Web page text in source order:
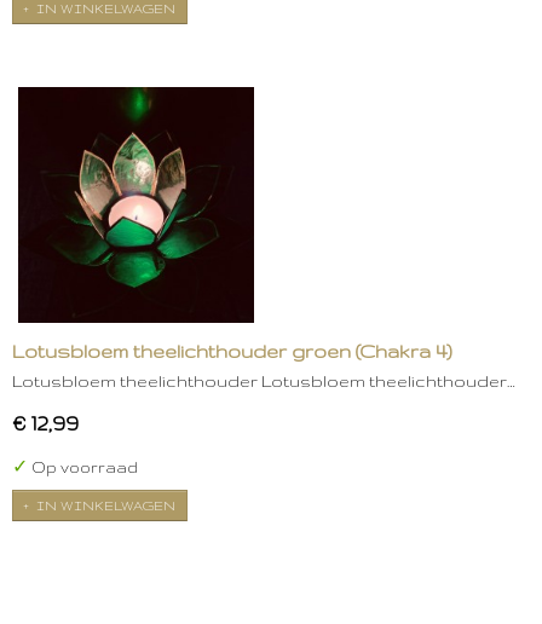
IN WINKELWAGEN
Lotusbloem theelichthouder groen (Chakra 4)
Lotusbloem theelichthouder Lotusbloem theelichthouder…
€ 12,99
✓ Op voorraad
IN WINKELWAGEN